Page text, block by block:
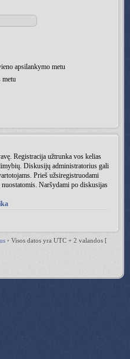
apsilankymo metu
metu
Registracija užtrunka vos kelias
Diskusijų administratorius gali
Prieš užsiregistruodami
Naršydami po diskusijas
• Visos datos yra UTC + 2 valandos [